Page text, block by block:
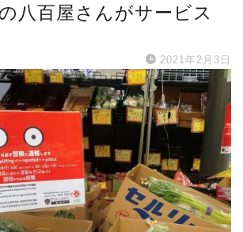
八百屋さんがサービス
2021年2月3日